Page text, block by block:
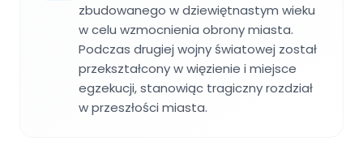
zbudowanego w dziewiętnastym wieku
w celu wzmocnienia obrony miasta.
Podczas drugiej wojny światowej został
przekształcony w więzienie i miejsce
egzekucji, stanowiąc tragiczny rozdział
w przeszłości miasta.